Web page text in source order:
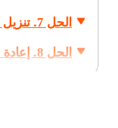
الحل 7. تنزيل ملفات .apk الأحدث لـ Play Store
الحل 8. إعادة تعيين تفضيلات التطبيقات